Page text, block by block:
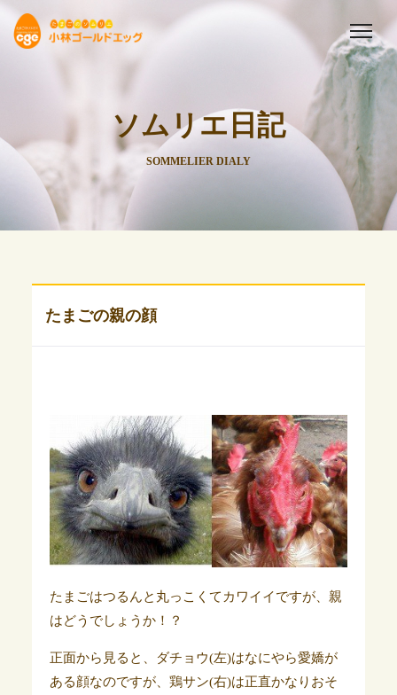
ソムリエ日記
SOMMELIER DIALY
たまごの親の顔
たまごはつるんと丸っこくてカワイイですが、親
はどうでしょうか！？
正面から見ると、ダチョウ(左)はなにやら愛嬌が
ある顔なのですが、鶏サン(右)は正直かなりおそ